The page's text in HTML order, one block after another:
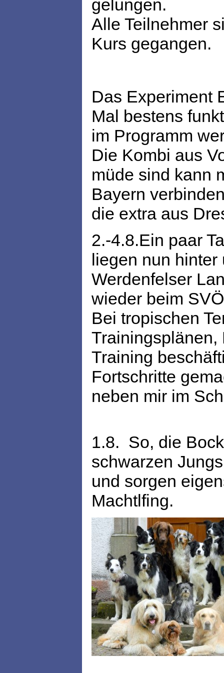
gelungen.
Alle Teilnehmer
Kurs gegangen.
Das Experiment
Mal bestens
im Programm
Die Kombi aus
müde sind kann
Bayern
die extra aus
2.-4.8.Ein paar
liegen nun
Werdenfelser
wieder beim
Bei tropischen
Trainingsplänen,
Training
Fortschritte
neben mir im
1.8. So, die
schwarzen
und sorgen
Machtlfing.